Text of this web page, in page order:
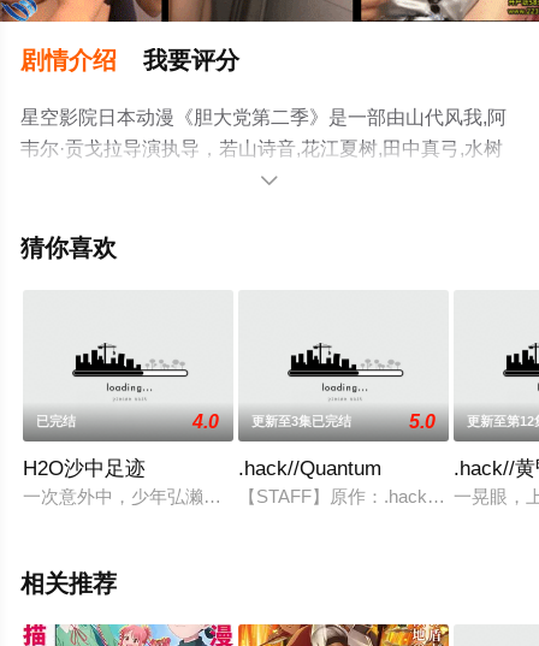
剧情介绍 我要评分
星空影院日本动漫《胆大党第二季》是一部由山代风我,阿
韦尔·贡戈拉导演执导，若山诗音,花江夏树,田中真弓,水树
奈奈,佐仓绫音,石川界人,矶边万沙子,田村睦心,吉野裕行,大
删减完整版动漫全集就上星空电影网，更多剧情信息可移

猜你喜欢
已完结 4.0
H2O沙中足迹
一次意外中，少年弘濑琢磨（小清水亚美 配音）的双眼失去了
更新至3集已完结 5.0
.hack//Quantum
【STAFF】原作：
更新至第12
.hack//
一晃眼，
相关推荐